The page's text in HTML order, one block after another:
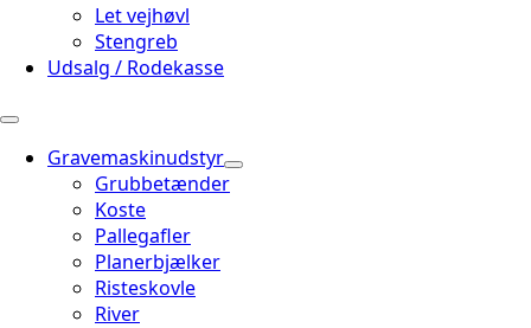
Let vejhøvl
Stengreb
Udsalg / Rodekasse
Gravemaskinudstyr
Grubbetænder
Koste
Pallegafler
Planerbjælker
Risteskovle
River